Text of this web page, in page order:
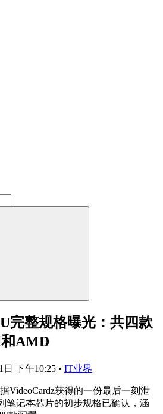
完整规格曝光：共四款
AMD
日 下午10:25 • IT业界
VideoCardz获得的一份最后一刻泄
笔记本芯片的初步规格已确认，涵